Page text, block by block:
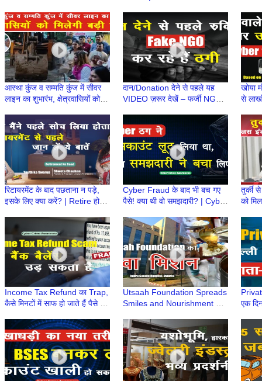
Arrested | Nidhin Valsan,
IPS
Greens Apartment Sector
14
संगम
आस्था कुंज व सम्मति कुंज में सीवर
लाइन का शुभारंभ, क्षेत्रवासियों को
दान/Donation देने से पहले यह
VIDEO ज़रूर देखें – फर्जी NGO
खोया
से
Story
रिटायरमेंट के बाद पछताना न पड़े,
इसके लिए क्या करें? | Retire होने
Baad
Cyber Fraud के बाद भी बच गए
पैसे! क्या थी वो समझदारी? | Cyber
ने किया कमाल
तुर्की
को
फैसला
Income Tax Refund का Trap,
कैसे मिनटों में साफ हो जाते हैं पैसे |
Alert
Utsaah Foundation Spreads
Smiles and Nourishment at
Dwarka
एक